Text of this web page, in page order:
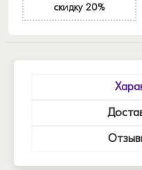
скидку 20%